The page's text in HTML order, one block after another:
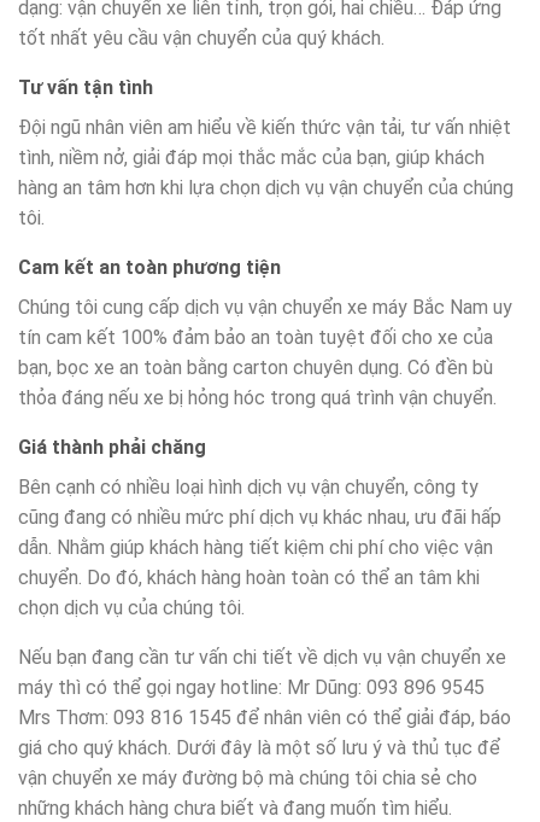
dạng: vận chuyển xe liên tỉnh, trọn gói, hai chiều… Đáp ứng
tốt nhất yêu cầu vận chuyển của quý khách.
Tư vấn tận tình
Đội ngũ nhân viên am hiểu về kiến thức vận tải, tư vấn nhiệt
tình, niềm nở, giải đáp mọi thắc mắc của bạn, giúp khách
hàng an tâm hơn khi lựa chọn dịch vụ vận chuyển của chúng
tôi.
Cam kết an toàn phương tiện
Chúng tôi cung cấp dịch vụ vận chuyển xe máy Bắc Nam uy
tín cam kết 100% đảm bảo an toàn tuyệt đối cho xe của
bạn, bọc xe an toàn bằng carton chuyên dụng. Có đền bù
thỏa đáng nếu xe bị hỏng hóc trong quá trình vận chuyển.
Giá thành phải chăng
Bên cạnh có nhiều loại hình dịch vụ vận chuyển, công ty
cũng đang có nhiều mức phí dịch vụ khác nhau, ưu đãi hấp
dẫn. Nhằm giúp khách hàng tiết kiệm chi phí cho việc vận
chuyển. Do đó, khách hàng hoàn toàn có thể an tâm khi
chọn dịch vụ của chúng tôi.
Nếu bạn đang cần tư vấn chi tiết về dịch vụ vận chuyển xe
máy thì có thể gọi ngay hotline: Mr Dũng: 093 896 9545
Mrs Thơm: 093 816 1545 để nhân viên có thể giải đáp, báo
giá cho quý khách. Dưới đây là một số lưu ý và thủ tục để
vận chuyển xe máy đường bộ mà chúng tôi chia sẻ cho
những khách hàng chưa biết và đang muốn tìm hiểu.